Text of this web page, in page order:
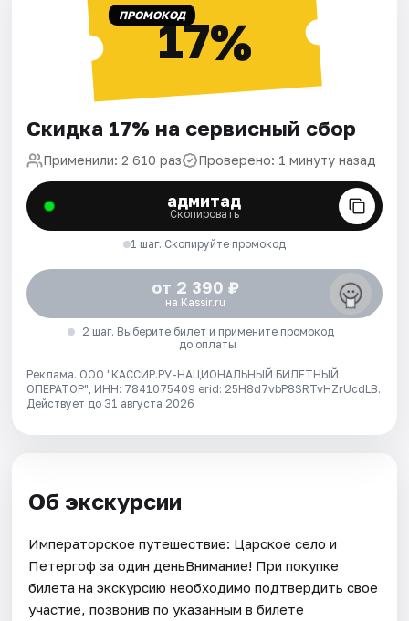
ПРОМОКОД17%
Скидка 17% на сервисный сбор
Применили: 2 610 раз Проверено: 1 минуту назад
адмитад
Скопировать
1 шаг. Скопируйте промокод
от 2 390 ₽
на Kassir.ru
2 шаг. Выберите билет и примените промокод
до оплаты
Реклама. ООО "КАССИР.РУ-НАЦИОНАЛЬНЫЙ БИЛЕТНЫЙ
ОПЕРАТОР", ИНН: 7841075409 erid: 25H8d7vbP8SRTvHZrUcdLB.
Действует до 31 августа 2026
Об экскурсии
Императорское путешествие: Царское село и
Петергоф за один деньВнимание! При покупке
билета на экскурсию необходимо подтвердить свое
участие, позвонив по указанным в билете